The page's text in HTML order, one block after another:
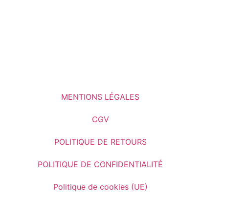
MENTIONS LÉGALES
CGV
POLITIQUE DE RETOURS
POLITIQUE DE CONFIDENTIALITÉ
Politique de cookies (UE)